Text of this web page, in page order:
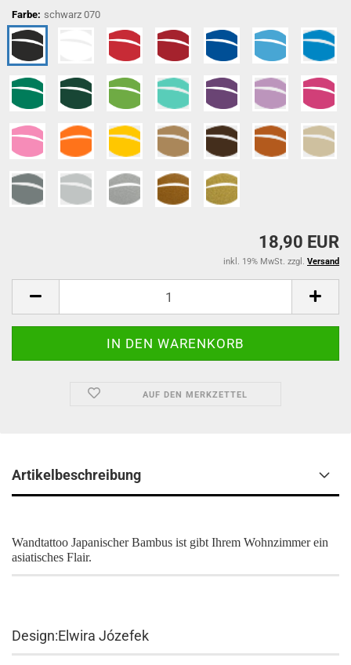
Farbe: schwarz 070
18,90 EUR
inkl. 19% MwSt. zzgl. Versand
AUF DEN MERKZETTEL
Artikelbeschreibung
Wandtattoo Japanischer Bambus ist gibt Ihrem Wohnzimmer ein
asiatisches Flair.
Design:Elwira Józefek